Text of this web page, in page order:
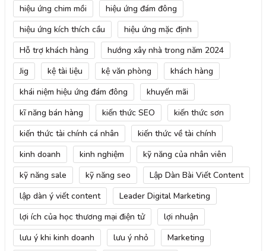
hiệu ứng chim mồi
hiệu ứng đám đông
hiệu ứng kích thích cầu
hiệu ứng mặc định
Hỗ trợ khách hàng
hướng xây nhà trong năm 2024
Jig
kệ tài liệu kệ văn phòng
khách hàng
khái niệm hiệu ứng đám đông
khuyến mãi
kĩ năng bán hàng
kiến thức SEO
kiến thức sơn
kiến thức tài chính cá nhân
kiến thức về tài chính
kinh doanh
kinh nghiệm
kỹ năng của nhân viên
kỹ năng sale
kỹ năng seo
Lập Dàn Bài Viết Content
lập dàn ý viết content
Leader Digital Marketing
lợi ích của học thương mại điện tử
lợi nhuận
lưu ý khi kinh doanh
lưu ý nhỏ Marketing